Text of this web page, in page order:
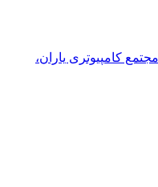
کامپیوتری یاران،